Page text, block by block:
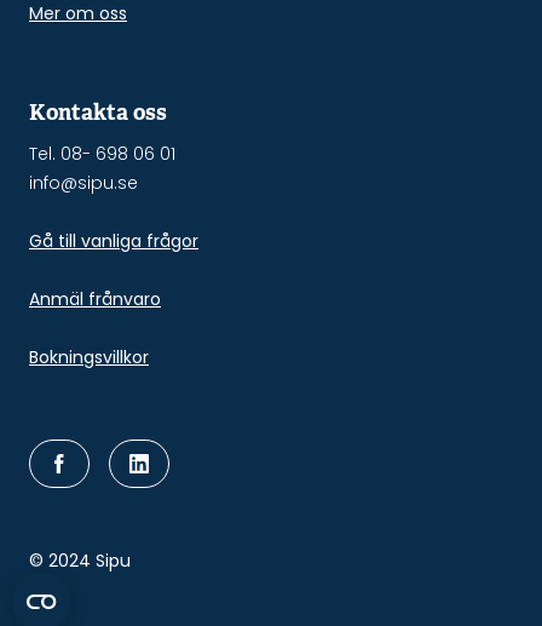
Mer om oss
Kontakta oss
Tel. 08- 698 06 01
info@sipu.se
Gå till vanliga frågor
Anmäl frånvaro
Bokningsvillkor
© 2024 Sipu